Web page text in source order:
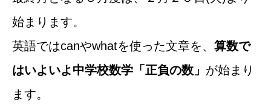
始まります。
英語ではcanやwhatを使った文章を、 算数で
はいよいよ中学校数学「正負の数」 が始まり
ます。